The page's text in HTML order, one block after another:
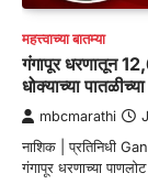
महत्त्वाच्या बातम्या
गंगापूर धरणातून
धोक्याच्या
mbcmarathi
नाशिक | प्रतिनिधी
गंगापूर धरणाच्या